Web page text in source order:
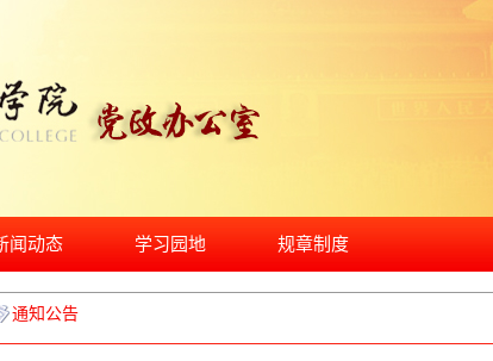
闻动态 学习园地 规章制度
通知公告